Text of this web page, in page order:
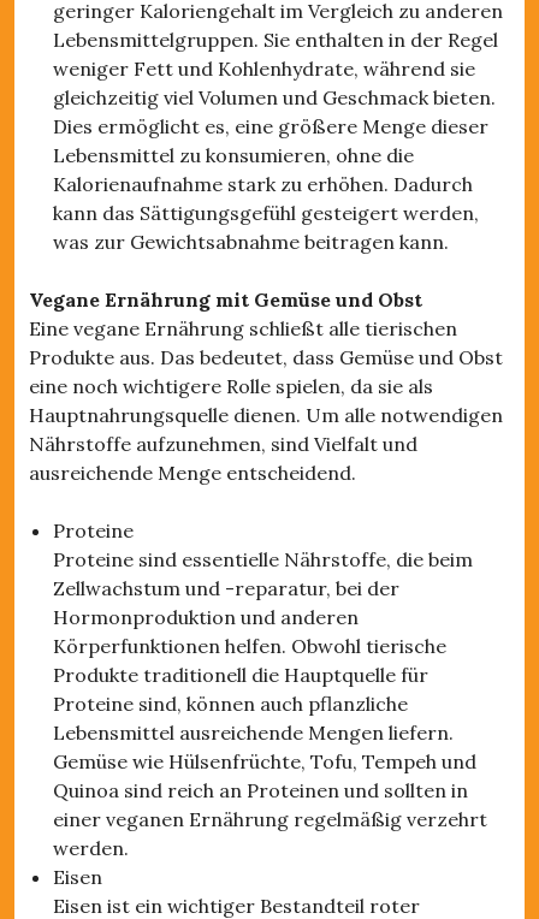
geringer Kaloriengehalt im Vergleich zu anderen
Lebensmittelgruppen. Sie enthalten in der Regel
weniger Fett und Kohlenhydrate, während sie
gleichzeitig viel Volumen und Geschmack bieten.
Dies ermöglicht es, eine größere Menge dieser
Lebensmittel zu konsumieren, ohne die
Kalorienaufnahme stark zu erhöhen. Dadurch
kann das Sättigungsgefühl gesteigert werden,
was zur Gewichtsabnahme beitragen kann.
Vegane Ernährung mit Gemüse und Obst
Eine vegane Ernährung schließt alle tierischen
Produkte aus. Das bedeutet, dass Gemüse und Obst
eine noch wichtigere Rolle spielen, da sie als
Hauptnahrungsquelle dienen. Um alle notwendigen
Nährstoffe aufzunehmen, sind Vielfalt und
ausreichende Menge entscheidend.
Proteine
Proteine sind essentielle Nährstoffe, die beim
Zellwachstum und -reparatur, bei der
Hormonproduktion und anderen
Körperfunktionen helfen. Obwohl tierische
Produkte traditionell die Hauptquelle für
Proteine sind, können auch pflanzliche
Lebensmittel ausreichende Mengen liefern.
Gemüse wie Hülsenfrüchte, Tofu, Tempeh und
Quinoa sind reich an Proteinen und sollten in
einer veganen Ernährung regelmäßig verzehrt
werden.
Eisen
Eisen ist ein wichtiger Bestandteil roter